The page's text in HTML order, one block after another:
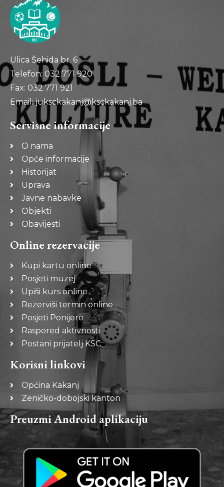
Ulica Šehida br. 6
Telefon: 032 771 920
Fax: 032 771 921
Email: juksckakanj@ksckakanj.ba
Servisne informacije
O nama
Opće informacije
Historijat
Uprava
Javne nabavke
Objekti
Obavijesti
Online rezervacije
Kupi kartu online
Posjeti muzej
Upiši kurs online
Rezerviši termin online
Posjeti Ponijere
Raspored aktivnosti
Postani prijatelj KSC
Korisni linkovi
Općina Kakanj
Zeničko-dobojski kanton
Preuzmi Android aplikaciju